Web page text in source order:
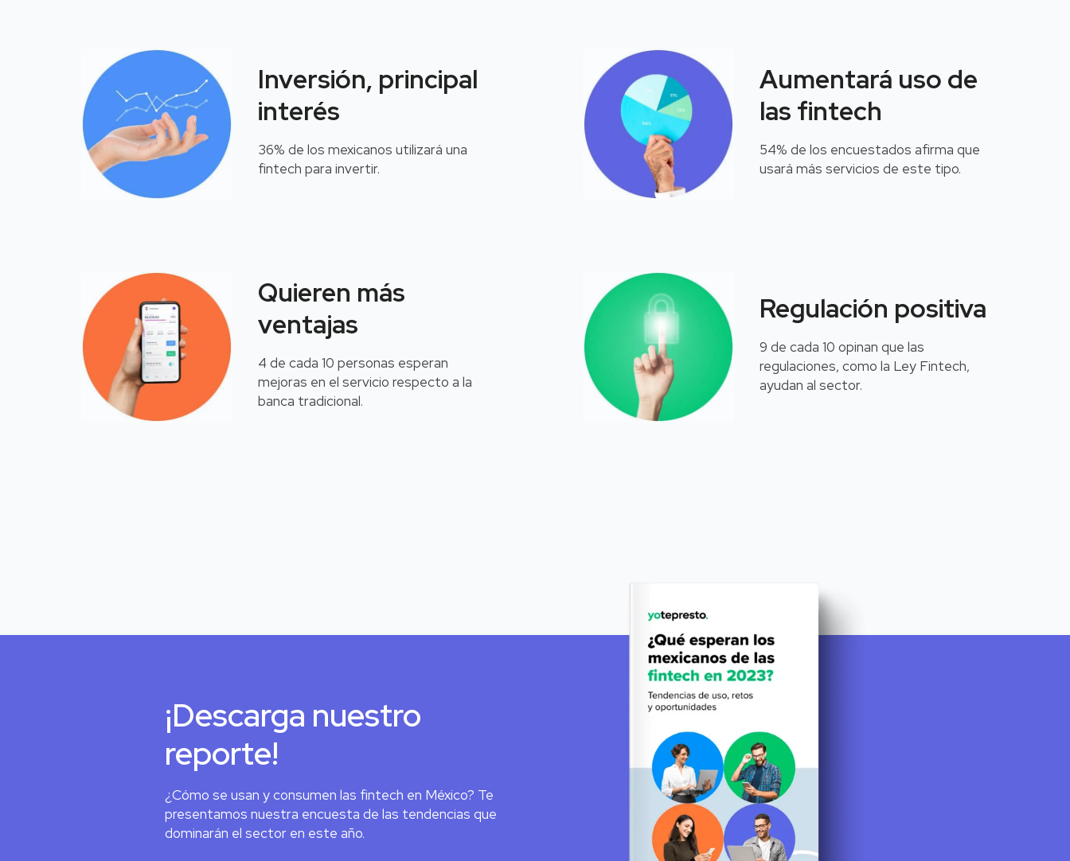
Inversión, principal
interés
36% de los mexicanos utilizará una
fintech para invertir.
Aumentará uso de
las fintech
54% de los encuestados afirma que
usará más servicios de este tipo.
Quieren más
ventajas
4 de cada 10 personas esperan
mejoras en el servicio respecto a la
banca tradicional.
Regulación positiva
9 de cada 10 opinan que las
regulaciones, como la Ley Fintech,
ayudan al sector.
¡Descarga nuestro
reporte!
¿Cómo se usan y consumen las fintech en México? Te
presentamos nuestra encuesta de las tendencias que
dominarán el sector en este año.